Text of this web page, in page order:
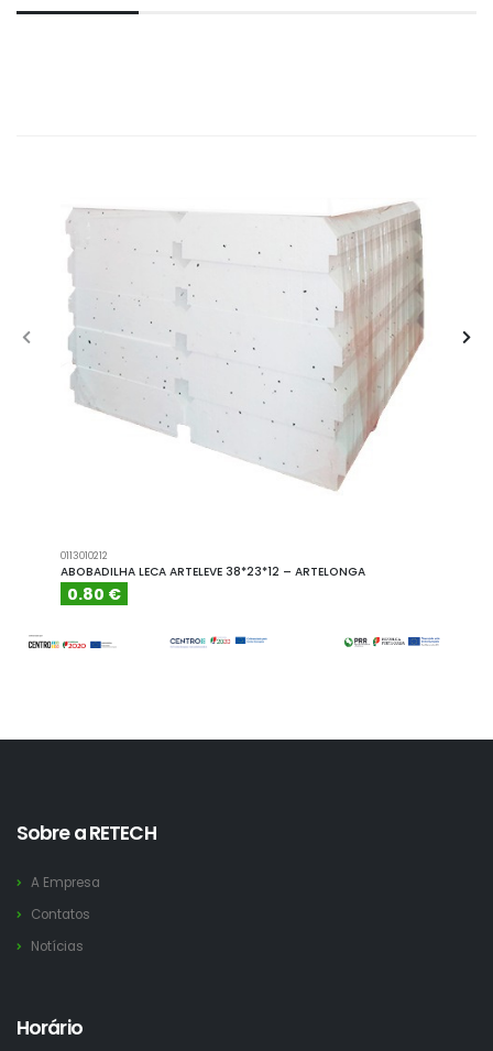
0113010212
ABOBADILHA LECA ARTELEVE 38*23*12 – ARTELONGA
0.80 €
Sobre a RETECH
A Empresa
Contatos
Notícias
Horário